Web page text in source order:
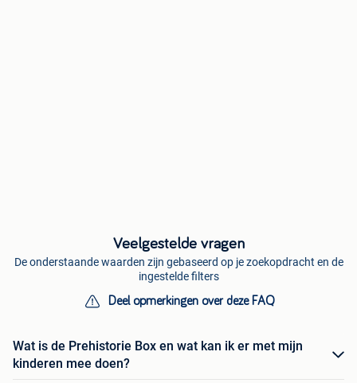
Veelgestelde vragen
De onderstaande waarden zijn gebaseerd op je zoekopdracht en de
ingestelde filters
Deel opmerkingen over deze FAQ
Wat is de Prehistorie Box en wat kan ik er met mijn
kinderen mee doen?